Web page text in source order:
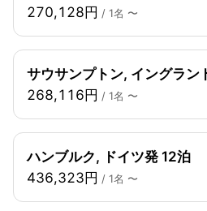
270,128円 / 1名 〜
サウサンプトン, イングラン
268,116円 / 1名 〜
ハンブルク, ドイツ発 12泊
436,323円 / 1名 〜